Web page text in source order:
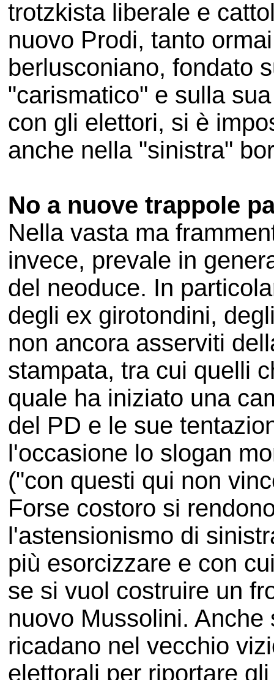
trotzkista liberale e
nuovo Prodi, tanto
berlusconiano, fondato
"carismatico" e sulla
con gli elettori, si è
anche nella "sinistra"
No a nuove trappole
Nella vasta ma
invece, prevale in
del neoduce. In
degli ex girotondini,
non ancora asserviti
stampata, tra cui quelli
quale ha iniziato una
del PD e le sue
l'occasione lo slogan
("con questi qui non
Forse costoro si
l'astensionismo di
più esorcizzare e con
se si vuol costruire un
nuovo Mussolini.
ricadano nel vecchio
elettorali per riportare